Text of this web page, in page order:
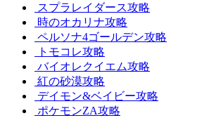
スプラレイダース攻略
時のオカリナ攻略
ペルソナ4ゴールデン攻略
トモコレ攻略
バイオレクイエム攻略
紅の砂漠攻略
デイモン&ベイビー攻略
ポケモンZA攻略